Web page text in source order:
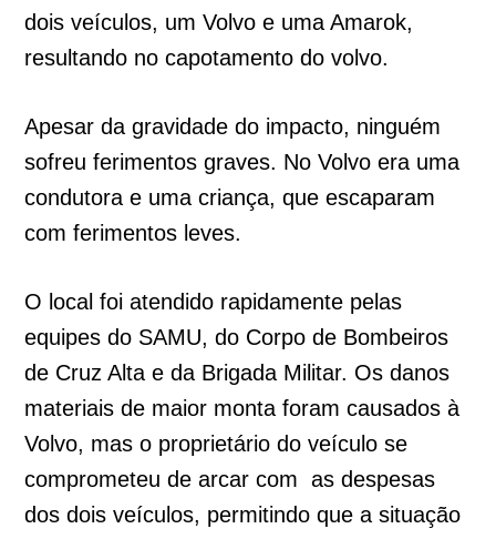
dois veículos, um Volvo e uma Amarok,
resultando no capotamento do volvo.
Apesar da gravidade do impacto, ninguém
sofreu ferimentos graves. No Volvo era uma
condutora e uma criança, que escaparam
com ferimentos leves.
O local foi atendido rapidamente pelas
equipes do SAMU, do Corpo de Bombeiros
de Cruz Alta e da Brigada Militar. Os danos
materiais de maior monta foram causados ​​​​à
Volvo, mas o proprietário do veículo se
comprometeu de arcar com as despesas
dos dois veículos, permitindo que a situação